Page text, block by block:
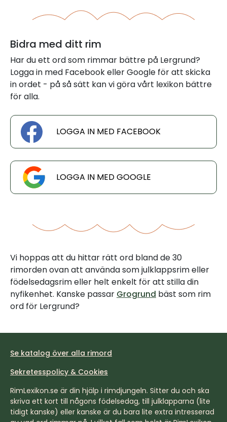
Bidra med ditt rim
Har du ett ord som rimmar bättre på Lergrund?
Logga in med Facebook eller Google för att skicka
in ordet - på så sätt kan vi göra vårt lexikon bättre
för alla.
LOGGA IN MED FACEBOOK
LOGGA IN MED GOOGLE
Vi hoppas att du hittar rätt ord bland de 30
rimorden ovan att använda som julklappsrim eller
födelsedagsrim eller helt enkelt för att stilla din
nyfikenhet. Kanske passar Grogrund bäst som rim
ord för Lergrund?
Se katalog över alla rimord
Sekretesspolicy & Cookies
RimLexikon.se är din hjälp i rimdjungeln. Sitter du och ska
skriva ett kort till någons födelsedag, till julklapparna (lite
tidigt kanske) eller kanske är du bara lite extra intresserad